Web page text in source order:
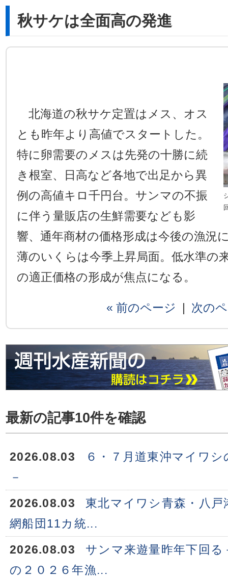
秋サケは全面高の発進
北海道の秋サケ定置はメス、オス
とも昨年より高値でスタートした。
特に卵需要のメスは先発の十勝に続
き根室、日高など各地で出足から異
例の高値キロ千円台。サンマの不振
に伴う量販店の生鮮需要なども影
響、通年商材の価格形成は今後の漁況
薄のいくらは今季上昇局面。低水準の
の適正価格の形成が焦点になる。
« 前のページ | 次の
最新の記事10件を確認
2026.08.03
６・７月道東沖マイワ
－
2026.08.03
東北マイワシ青森・八
網船団11カ統...
2026.08.03
サンマ来遊量昨年下回
の２０２６年漁...